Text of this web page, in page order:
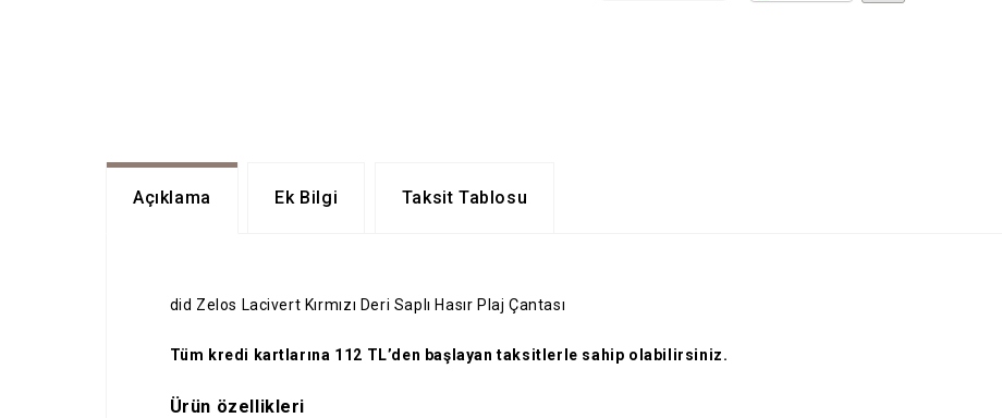
Açıklama Ek Bilgi Taksit Tablosu
did Zelos Lacivert Kırmızı Deri Saplı Hasır Plaj Çantası
Tüm kredi kartlarına 112 TL’den başlayan taksitlerle sahip olabilirsiniz.
Ürün özellikleri